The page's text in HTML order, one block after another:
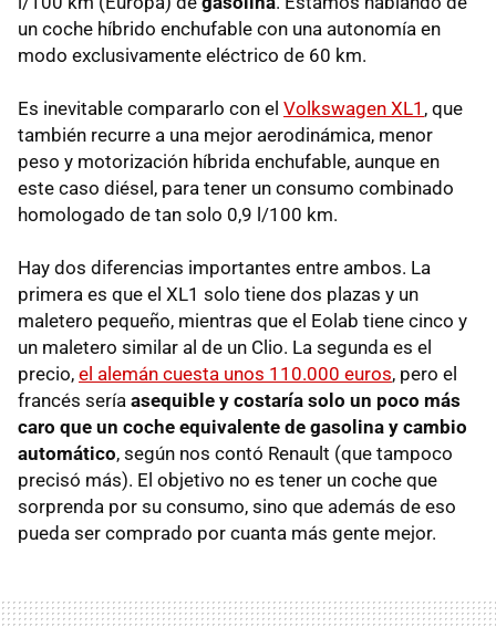
un coche híbrido enchufable con una autonomía en
modo exclusivamente eléctrico de 60 km.
Es inevitable compararlo con el Volkswagen XL1 , que
también recurre a una mejor aerodinámica, menor
peso y motorización híbrida enchufable, aunque en
este caso diésel, para tener un consumo combinado
homologado de tan solo 0,9 l/100 km.
Hay dos diferencias importantes entre ambos. La
primera es que el XL1 solo tiene dos plazas y un
maletero pequeño, mientras que el Eolab tiene cinco y
un maletero similar al de un Clio. La segunda es el
precio, el alemán cuesta unos 110.000 euros, pero el
francés sería asequible y costaría solo un poco más
caro que un coche equivalente de gasolina y cambio
automático, según nos contó Renault (que tampoco
precisó más). El objetivo no es tener un coche que
sorprenda por su consumo, sino que además de eso
pueda ser comprado por cuanta más gente mejor.